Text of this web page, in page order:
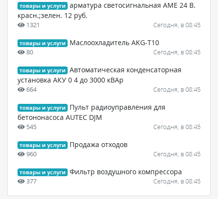
товары и услуги
арматура светосигнальная АМЕ 24 В.
красн.;зелен. 12 руб.
1321 Сегодня, в 08:45
товары и услуги Маслоохладитель AKG-T10
80 Сегодня, в 08:45
товары и услуги
Автоматическая конденсаторная
установка АКУ 0 4 до 3000 кВАр
664 Сегодня, в 08:45
товары и услуги
Пульт радиоуправления для
бетононасоса AUTEC DJM
545 Сегодня, в 08:45
товары и услуги Продажа отходов
960 Сегодня, в 08:45
товары и услуги Фильтр воздушного компрессора
377 Сегодня, в 08:45